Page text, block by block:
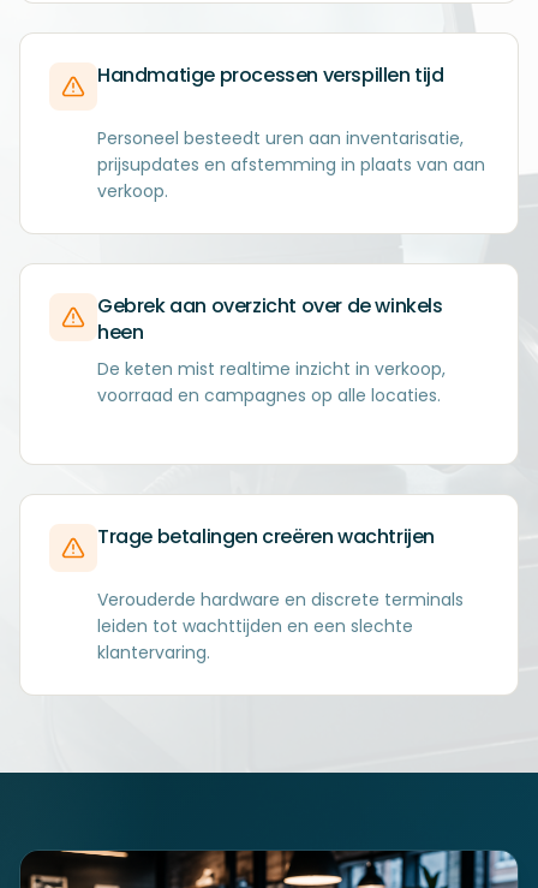
Handmatige processen verspillen tijd
Personeel besteedt uren aan inventarisatie,
prijsupdates en afstemming in plaats van aan
verkoop.
Gebrek aan overzicht over de winkels
heen
De keten mist realtime inzicht in verkoop,
voorraad en campagnes op alle locaties.
Trage betalingen creëren wachtrijen
Verouderde hardware en discrete terminals
leiden tot wachttijden en een slechte
klantervaring.